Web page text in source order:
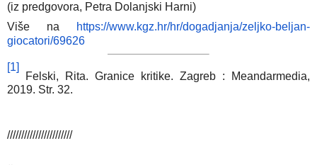
(iz predgovora, Petra Dolanjski Harni)
Više na
https://www.kgz.hr/hr/dogadjanja/zeljko-beljan-
giocatori/69626
[1]
Felski, Rita. Granice kritike. Zagreb : Meandarmedia,
2019. Str. 32.
///////////////////////